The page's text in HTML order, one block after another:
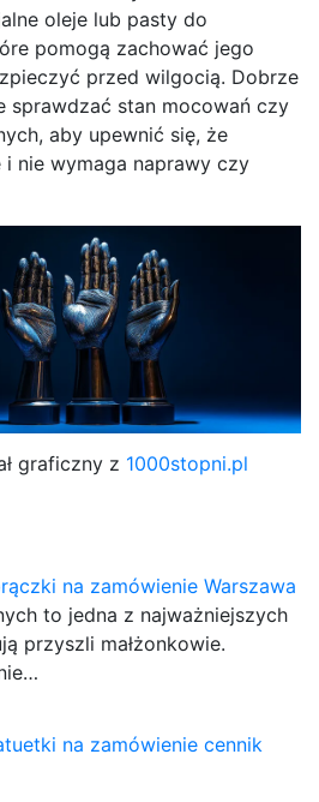
oleje lub pasty do
pomogą zachować jego
przed wilgocią. Dobrze
sprawdzać stan mocowań czy
aby upewnić się, że
nie wymaga naprawy czy
graficzny z 1000stopni.pl
na zamówienie Warszawa
to jedna z najważniejszych
przyszli małżonkowie.
na zamówienie cennik